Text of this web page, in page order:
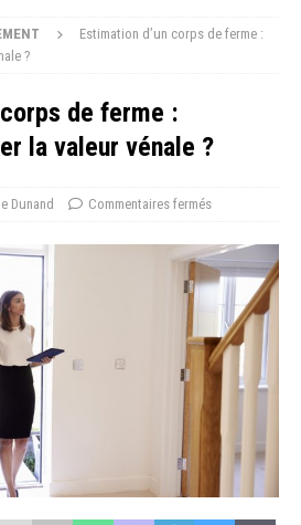
Estimation d’un corps de ferme :
?
de ferme :
la valeur vénale ?
Dunand Commentaires fermés